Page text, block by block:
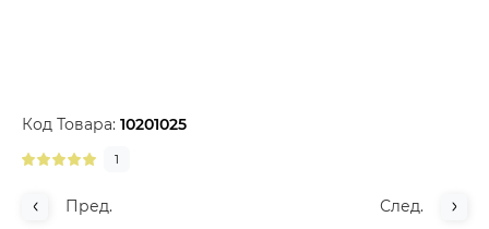
Код Товара: 10201025
1
Пред. След.